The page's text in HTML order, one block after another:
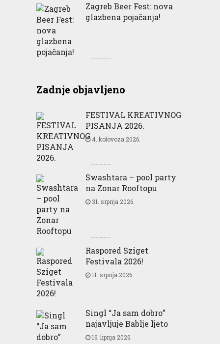
Zagreb Beer Fest: nova
glazbena pojačanja!
Zadnje objavljeno
FESTIVAL KREATIVNOG
PISANJA 2026.
4. kolovoza 2026.
Swashtara – pool party
na Zonar Rooftopu
31. srpnja 2026.
Raspored Sziget
Festivala 2026!
11. srpnja 2026.
Singl “Ja sam dobro”
najavljuje Bablje ljeto
16. lipnja 2026.